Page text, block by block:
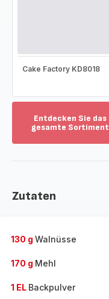
Cake Factory KD8018
Entdecken Sie das
gesamte Sortiment
das
Zutaten
130 g Walnüsse
170 g Mehl
1 EL Backpulver